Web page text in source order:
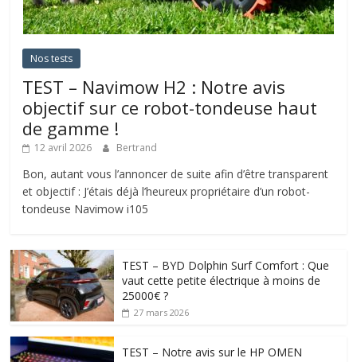
Nos tests
TEST – Navimow H2 : Notre avis
objectif sur ce robot-tondeuse haut
de gamme !
12 avril 2026 Bertrand
Bon, autant vous l’annoncer de suite afin d’être transparent
et objectif : J’étais déjà l’heureux propriétaire d’un robot-
tondeuse Navimow i105
TEST – BYD Dolphin Surf Comfort : Que
vaut cette petite électrique à moins de
25000€ ?
27 mars 2026
TEST – Notre avis sur le HP OMEN